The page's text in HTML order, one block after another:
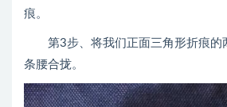
痕。
第3步、将我们正面三角形折痕的
条腰合拢。